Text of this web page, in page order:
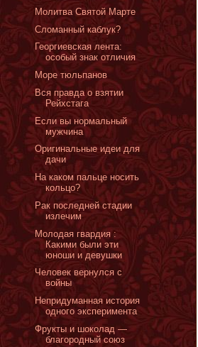
Молитва Святой Марте
Сломанный каблук?
Георгиевская лента:
особый знак отличия
Море тюльпанов
Вся правда о взятии
Рейхстага
Если вы нормальный
мужчина
Оригинальные идеи для
дачи
На каком пальце носить
кольцо?
Рак последней стадии
излечим
Молодая гвардия :
Какими были эти
юноши и девушки
Человек вернулся с
войны
Непридуманная история
одного эксперимента
Фрукты и шоколад —
благородный союз